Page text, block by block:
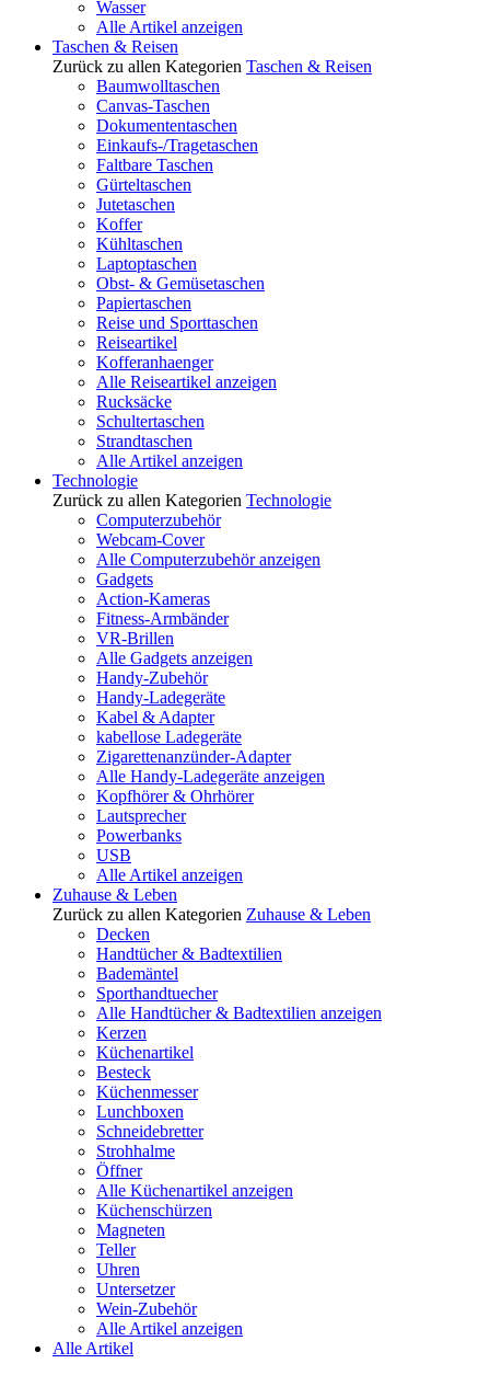
Wasser
Alle Artikel anzeigen
Taschen & Reisen
Zurück zu allen Kategorien Taschen & Reisen
Baumwolltaschen
Canvas-Taschen
Dokumententaschen
Einkaufs-/Tragetaschen
Faltbare Taschen
Gürteltaschen
Jutetaschen
Koffer
Kühltaschen
Laptoptaschen
Obst- & Gemüsetaschen
Papiertaschen
Reise und Sporttaschen
Reiseartikel
Kofferanhaenger
Alle Reiseartikel anzeigen
Rucksäcke
Schultertaschen
Strandtaschen
Alle Artikel anzeigen
Technologie
Zurück zu allen Kategorien Technologie
Computerzubehör
Webcam-Cover
Alle Computerzubehör anzeigen
Gadgets
Action-Kameras
Fitness-Armbänder
VR-Brillen
Alle Gadgets anzeigen
Handy-Zubehör
Handy-Ladegeräte
Kabel & Adapter
kabellose Ladegeräte
Zigarettenanzünder-Adapter
Alle Handy-Ladegeräte anzeigen
Kopfhörer & Ohrhörer
Lautsprecher
Powerbanks
USB
Alle Artikel anzeigen
Zuhause & Leben
Zurück zu allen Kategorien Zuhause & Leben
Decken
Handtücher & Badtextilien
Bademäntel
Sporthandtuecher
Alle Handtücher & Badtextilien anzeigen
Kerzen
Küchenartikel
Besteck
Küchenmesser
Lunchboxen
Schneidebretter
Strohhalme
Öffner
Alle Küchenartikel anzeigen
Küchenschürzen
Magneten
Teller
Uhren
Untersetzer
Wein-Zubehör
Alle Artikel anzeigen
Alle Artikel